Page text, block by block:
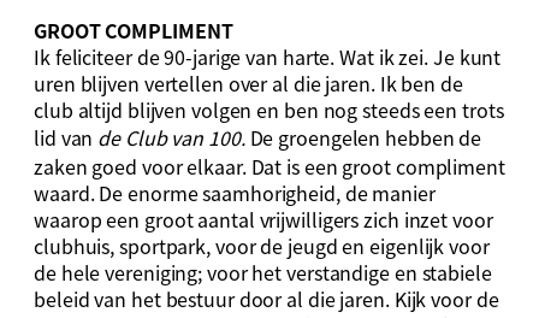
GROOT COMPLIMENT
Ik feliciteer de 90-jarige van harte. Wat ik zei. Je kunt
uren blijven vertellen over al die jaren. Ik ben de
club altijd blijven volgen en ben nog steeds een trots
lid van de Club van 100.De groengelen hebben de
zaken goed voor elkaar. Dat is een groot compliment
waard. De enorme saamhorigheid, de manier
waarop een groot aantal vrijwilligers zich inzet voor
clubhuis, sportpark, voor de jeugd en eigenlijk voor
de hele vereniging; voor het verstandige en stabiele
beleid van het bestuur door al die jaren. Kijk voor de